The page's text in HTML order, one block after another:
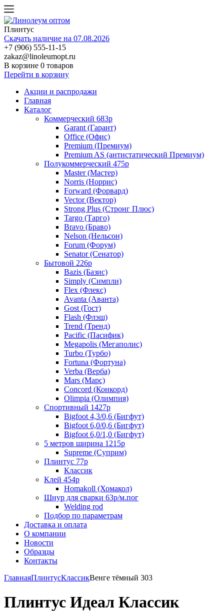
Плинтус
Скачать наличие на 07.08.2026
+7 (906) 555-11-15
zakaz@linoleumopt.ru
В корзине 0 товаров
Перейти в корзину
Акции и распродажи
Главная
Каталог
Коммерческий 683р
Garant (Гарант)
Office (Офис)
Premium (Премиум)
Premium AS (антистатический Премиум)
Полукоммерческий 475р
Master (Мастер)
Norris (Норрис)
Forward (Форвард)
Vector (Вектор)
Strong Plus (Стронг Плюс)
Targo (Тарго)
Bravo (Браво)
Nelson (Нельсон)
Forum (Форум)
Senator (Сенатор)
Бытовой 226р
Bazis (Базис)
Simply (Симпли)
Flex (Флекс)
Avanta (Аванта)
Gost (Гост)
Flash (Флэш)
Trend (Тренд)
Pacific (Пасифик)
Megapolis (Мегаполис)
Turbo (Турбо)
Fortuna (Фортуна)
Verba (Верба)
Mars (Марс)
Concord (Конкорд)
Olimpia (Олимпия)
Спортивный 1427р
Bigfoot 4,3/0,6 (Бигфут)
Bigfoot 6,0/0,6 (Бигфут)
Bigfoot 6,0/1,0 (Бигфут)
5 метров ширина 1215р
Supreme (Суприм)
Плинтус 77р
Классик
Клей 454р
Homakoll (Хомакол)
Шнур для сварки 63р/м.пог
Welding rod
Подбор по параметрам
Доставка и оплата
О компании
Новости
Образцы
Контакты
ГлавнаяПлинтусКлассикВенге тёмный 303
Плинтус Идеал Классик